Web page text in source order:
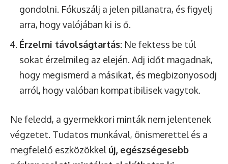
gondolni. Fókuszálj a jelen pillanatra, és figyelj
arra, hogy valójában ki is ő.
Érzelmi távolságtartás: Ne fektess be túl
sokat érzelmileg az elején. Adj időt magadnak,
hogy megismerd a másikat, és megbizonyosodj
arról, hogy valóban kompatibilisek vagytok.
Ne feledd, a gyermekkori minták nem jelentenek
végzetet. Tudatos munkával, önismerettel és a
megfelelő eszközökkel új, egészségesebb